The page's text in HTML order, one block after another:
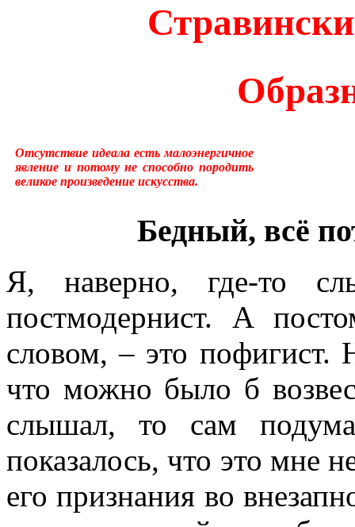
надо было писать
менять в тысячах мест,
устаревшим.Ещё одна
применение слова
состояние,
[отличающемуся от
у растений, и у
всюду применял как чисто
противопоставляя
подсознательное часто
то обеспечивает любое
одна его часть, которая –
– обеспечивает в
подсознаний автора и
Отсутствие идеала есть малоэнергичное
явление и потому не способно породить
великое произведение искусства.
Бедный, всё
Я, наверно, где-то
постмодернист. А
словом, – это пофигист.
что можно было б
слышал, то сам
показалось, что это мне
его признания во